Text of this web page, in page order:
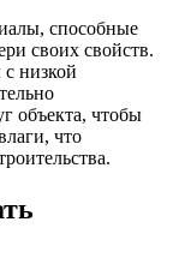
способные
своих свойств.
низкой
объекта, чтобы
что